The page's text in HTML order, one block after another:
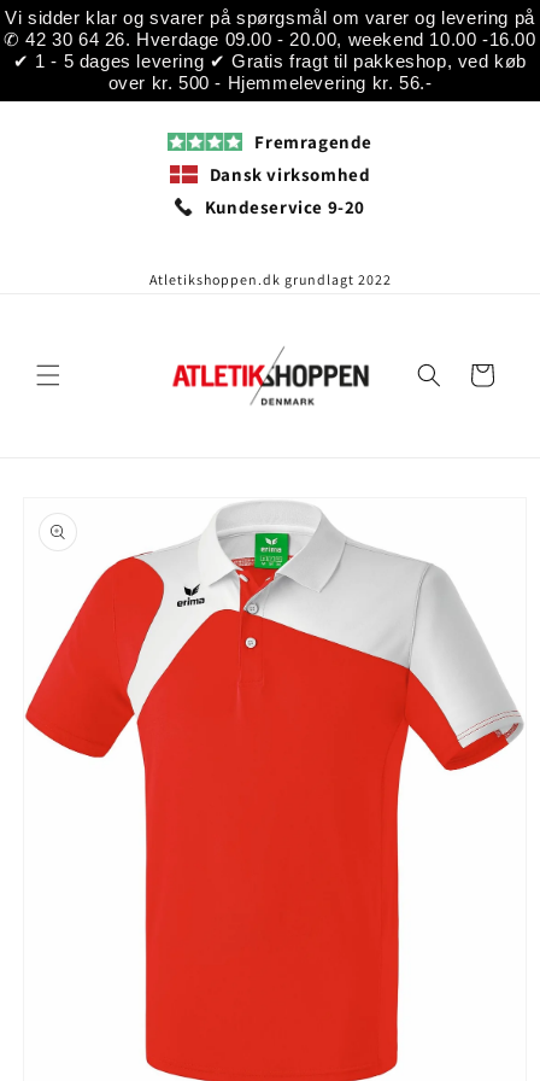
Vi sidder klar og svarer på spørgsmål om varer og levering på
✆ 42 30 64 26. Hverdage 09.00 - 20.00, weekend 10.00 -16.00
✔ 1 - 5 dages levering ✔ Gratis fragt til pakkeshop, ved køb
over kr. 500 - Hjemmelevering kr. 56.-
Gå til
indhold
Fremragende
Dansk virksomhed
Kundeservice 9-20
Atletikshoppen.dk grundlagt 2022
Indkøbskurv